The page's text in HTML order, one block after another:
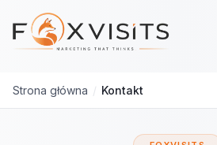
Przejdź do treści głównej
Strona główna / Kontakt